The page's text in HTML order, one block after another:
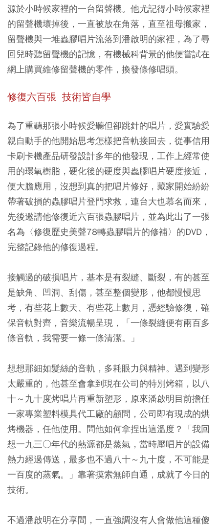
源於小時候家裡的一台留聲機。他尤記得小時候家裡
的留聲機壞掉後，一直被放在角落，直至祖母搬家，
留聲機與一堆蟲膠唱片流落到潘啟明的家裡，為了尋
回兒時聽留聲機的記憶，有機械科背景的他便嘗試在
網上購買維修留聲機的零件，換發條修唱頭。
修復六百張 技術皆自學
為了重聽那張小時候愛聽但卻跳針的唱片，愛實驗愛
親自動手的他開始思考怎樣把音軌接回去，從事信用
卡刷卡機產品研發設計多年的他發現，工作上經常使
用的環氧樹脂，硬化後的硬度與蟲膠唱片硬度接近，
便大膽應用，沒想到真的把唱片修好，藏家開始紛紛
帶著破損的蟲膠唱片登門求救，連台大也慕名而來，
先後邀請他修復近六百張蟲膠唱片，並為此出了一張
名為〈修復歷史美聲78轉蟲膠唱片的修補〉的DVD，
完整記錄他的修復過程。
接觸過的破損唱片，基本是有裂縫、斷裂，有的甚至
是缺角、凹洞、刮傷，甚至整個變形，他都慢慢思
考，有些花上數天、有些花上數月，憑經驗修復，確
保音軌對齊，音樂流暢呈現，「一條裂縫便有兩百多
條音軌，我需要一條一條清潔。」
想想那細如髮絲的音軌，多耗眼力與精神。遇到變形
太嚴重的，他甚至會拿到現在公司的特別烤箱，以八
十～九十度烤唱片再重新塑形，原來潘啟明目前擔任
一家專業塑料模具代工廠的顧問，公司即有現成的烘
烤機器，任他使用。問他如何拿捏出這溫度？「我回
想一九三○年代的熱源都是蒸氣，當時壓唱片的設備
熱力經過傳送，最多也不過八十～九十度，不可能是
一百度的蒸氣。」靠著摸索無師自通，成就了今日的
技術。
不過潘啟明在分享間，一直強調沒有人會做他這種傻